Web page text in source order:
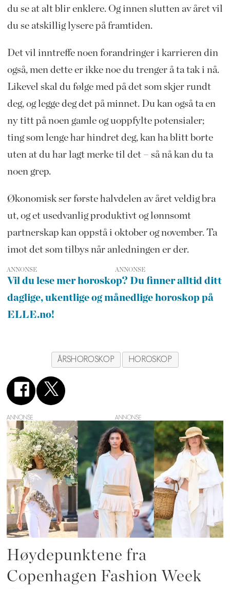
du se at alt blir enklere. Og innen slutten av året vil
du se atskillig lysere på framtiden.
Det vil inntreffe noen forandringer i karrieren din
også, men dette er ikke noe du trenger å ta tak i nå.
Likevel skal du følge med på det som skjer rundt
deg, og legge deg det på minnet. Du kan også ta en
ny titt på noen gamle og uoppfylte potensialer;
ting som lenge har hindret deg, kan ha blitt borte
uten at du har lagt merke til det – så nå kan du ta
noen grep.
Økonomisk ser første halvdelen av året veldig bra
ut, og et usedvanlig produktivt og lønnsomt
partnerskap kan oppstå i oktober og november. Ta
imot det som tilbys når anledningen er der.
ANNONSE
Vil du lese mer horoskop? Du finner alltid ditt
daglige, ukentlige og månedlige horoskop på
ELLE.no!
ÅRSHOROSKOP HOROSKOP
ANNONSE
Høydepunktene fra
Copenhagen Fashion Week